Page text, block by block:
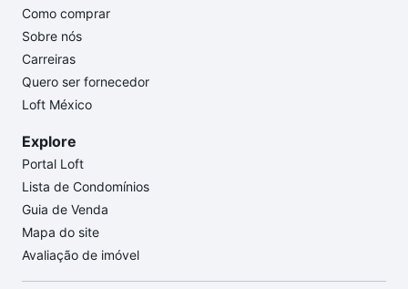
Como comprar
Sobre nós
Carreiras
Quero ser fornecedor
Loft México
Explore
Portal Loft
Lista de Condomínios
Guia de Venda
Mapa do site
Avaliação de imóvel